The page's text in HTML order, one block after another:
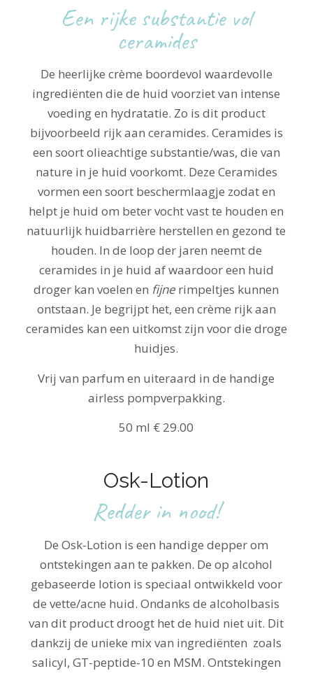
Een rijke substantie vol
ceramides
De heerlijke crème boordevol waardevolle
ingrediënten die de huid voorziet van intense
voeding en hydratatie. Zo is dit product
bijvoorbeeld rijk aan ceramides. Ceramides is
een soort olieachtige substantie/was, die van
nature in je huid voorkomt. Deze Ceramides
vormen een soort beschermlaagje zodat en
helpt je huid om beter vocht vast te houden en
natuurlijk huidbarrière herstellen en gezond te
houden. In de loop der jaren neemt de
ceramides in je huid af waardoor een huid
droger kan voelen en fijne rimpeltjes kunnen
ontstaan. Je begrijpt het, een crème rijk aan
ceramides kan een uitkomst zijn voor die droge
huidjes.
Vrij van parfum en uiteraard in de handige
airless pompverpakking.
50 ml € 29.00
Osk-Lotion
Redder in nood!
De Osk-Lotion is een handige depper om
ontstekingen aan te pakken. De op alcohol
gebaseerde lotion is speciaal ontwikkeld voor
de vette/acne huid. Ondanks de alcoholbasis
van dit product droogt het de huid niet uit. Dit
dankzij de unieke mix van ingrediënten zoals
salicyl, GT-peptide-10 en MSM. Ontstekingen